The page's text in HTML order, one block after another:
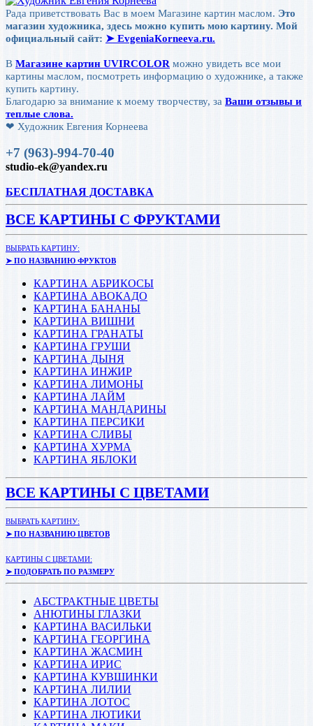
Рада приветствовать Вас в моем Магазине картин маслом. Это
магазин художника, здесь можно купить мою картину. Мой
официальный сайт: ➤ ЕvgeniaКorneeva.ru.
В Магазине картин UVIRCOLOR можно увидеть все мои
картины маслом, посмотреть информацию о художнике, а также
купить картину.
Благодарю за внимание к моему творчеству, за Ваши отзывы и
теплые слова.
❤ Художник Евгения Корнеева
+7 (963)-994-70-40
studio-ek@yandex.ru
БЕСПЛАТНАЯ ДОСТАВКА
ВСЕ КАРТИНЫ С ФРУКТАМИ
ВЫБРАТЬ КАРТИНУ:
➤ ПО НАЗВАНИЮ ФРУКТОВ
КАРТИНА АБРИКОСЫ
КАРТИНА АВОКАДО
КАРТИНА БАНАНЫ
КАРТИНА ВИШНИ
КАРТИНА ГРАНАТЫ
КАРТИНА ГРУШИ
КАРТИНА ДЫНЯ
КАРТИНА ИНЖИР
КАРТИНА ЛИМОНЫ
КАРТИНА ЛАЙМ
КАРТИНА МАНДАРИНЫ
КАРТИНА ПЕРСИКИ
КАРТИНА СЛИВЫ
КАРТИНА ХУРМА
КАРТИНА ЯБЛОКИ
ВСЕ КАРТИНЫ С ЦВЕТАМИ
ВЫБРАТЬ КАРТИНУ:
➤ ПО НАЗВАНИЮ ЦВЕТОВ
КАРТИНЫ С ЦВЕТАМИ:
➤ ПОДОБРАТЬ ПО РАЗМЕРУ
АБСТРАКТНЫЕ ЦВЕТЫ
АНЮТИНЫ ГЛАЗКИ
КАРТИНА ВАСИЛЬКИ
КАРТИНА ГЕОРГИНА
КАРТИНА ЖАСМИН
КАРТИНА ИРИС
КАРТИНА КУВШИНКИ
КАРТИНА ЛИЛИИ
КАРТИНА ЛОТОС
КАРТИНА ЛЮТИКИ